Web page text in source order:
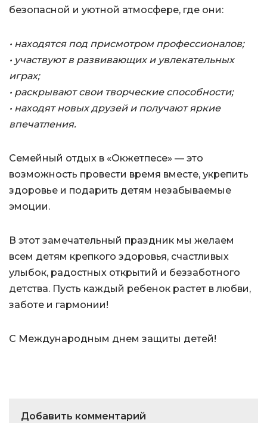
безопасной и уютной атмосфере, где они:
• находятся под присмотром профессионалов;
• участвуют в развивающих и увлекательных
играх;
• раскрывают свои творческие способности;
• находят новых друзей и получают яркие
впечатления.
Семейный отдых в «Окжетпесе» — это
возможность провести время вместе, укрепить
здоровье и подарить детям незабываемые
эмоции.
В этот замечательный праздник мы желаем
всем детям крепкого здоровья, счастливых
улыбок, радостных открытий и беззаботного
детства. Пусть каждый ребенок растет в любви,
заботе и гармонии!
С Международным днем защиты детей!
Добавить комментарий